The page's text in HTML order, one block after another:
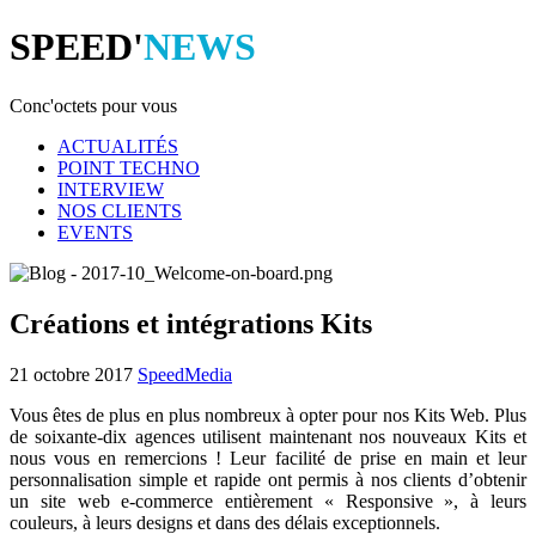
SPEED'NEWS
Conc'octets pour vous
ACTUALITÉS
POINT TECHNO
INTERVIEW
NOS CLIENTS
EVENTS
Créations et intégrations Kits
21 octobre 2017 SpeedMedia
Vous êtes de plus en plus nombreux à opter pour nos Kits Web. Plus
de soixante-dix agences utilisent maintenant nos nouveaux Kits et
nous vous en remercions !Leur facilité de prise en main et leur
personnalisation simple et rapide ont permis à nos clients d’obtenir
un site web e-commerce entièrement « Responsive », à leurs
couleurs, à leurs designs et dans des délais exceptionnels.